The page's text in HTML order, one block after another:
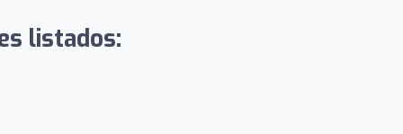
listados: